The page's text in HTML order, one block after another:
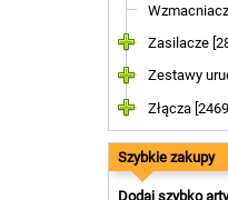
Zasilacze
Zestawy
Złącza [2469]
Szybkie zakupy
Dodaj szybko